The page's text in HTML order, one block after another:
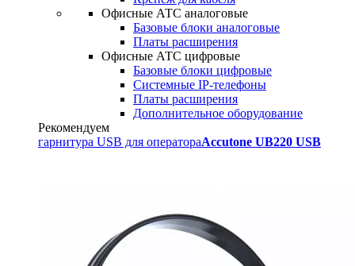
Офисные АТС аналоговые
Базовые блоки аналоговые
Платы расширения
Офисные АТС цифровые
Базовые блоки цифровые
Системные IP-телефоны
Платы расширения
Дополнительное оборудование
Рекомендуем
гарнитура USB для оператораAccutone UB220 USB